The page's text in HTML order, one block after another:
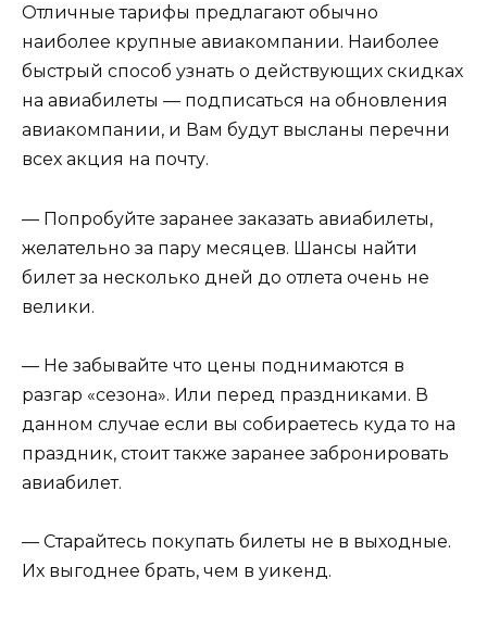
Отличные тарифы предлагают обычно
наиболее крупные авиакомпании. Наиболее
быстрый способ узнать о действующих скидках
на авиабилеты — подписаться на обновления
авиакомпании, и Вам будут высланы перечни
всех акция на почту.
— Попробуйте заранее заказать авиабилеты,
желательно за пару месяцев. Шансы найти
билет за несколько дней до отлета очень не
велики.
— Не забывайте что цены поднимаются в
разгар «сезона». Или перед праздниками. В
данном случае если вы собираетесь куда то на
праздник, стоит также заранее забронировать
авиабилет.
— Старайтесь покупать билеты не в выходные.
Их выгоднее брать, чем в уикенд.